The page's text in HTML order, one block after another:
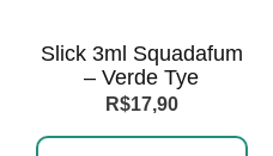
Slick 3ml Squadafum
– Verde Tye
R$17,90